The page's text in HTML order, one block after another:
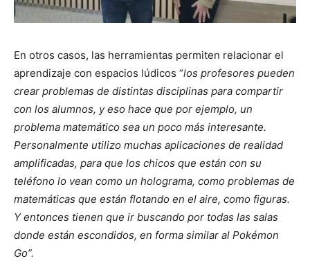
En otros casos, las herramientas permiten relacionar el
aprendizaje con espacios lúdicos “los profesores pueden
crear problemas de distintas disciplinas para compartir
con los alumnos, y eso hace que por ejemplo, un
problema matemático sea un poco más interesante.
Personalmente utilizo muchas aplicaciones de realidad
amplificadas, para que los chicos que están con su
teléfono lo vean como un holograma, como problemas de
matemáticas que están flotando en el aire, como figuras.
Y entonces tienen que ir buscando por todas las salas
donde están escondidos, en forma similar al Pokémon
Go”.